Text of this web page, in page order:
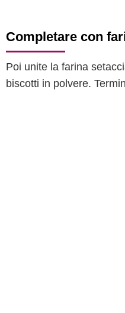
Completare con
Poi unite la farina
biscotti in polvere.